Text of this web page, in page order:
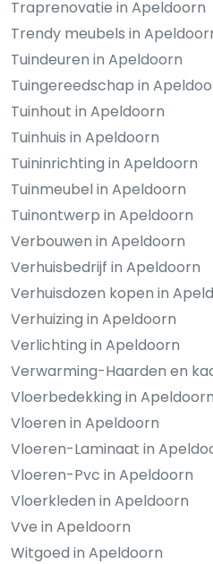
Traprenovatie in Apeldoorn
Trendy meubels in
Tuindeuren in Apeldoorn
Tuingereedschap in
Tuinhout in Apeldoorn
Tuinhuis in Apeldoorn
Tuininrichting in Apeldoorn
Tuinmeubel in Apeldoorn
Tuinontwerp in Apeldoorn
Verbouwen in Apeldoorn
Verhuisbedrijf in Apeldoorn
Verhuisdozen kopen in
Verhuizing in Apeldoorn
Verlichting in Apeldoorn
Verwarming-Haarden en
Vloerbedekking in Apeldoorn
Vloeren in Apeldoorn
Vloeren-Laminaat in
Vloeren-Pvc in Apeldoorn
Vloerkleden in Apeldoorn
Vve in Apeldoorn
Witgoed in Apeldoorn